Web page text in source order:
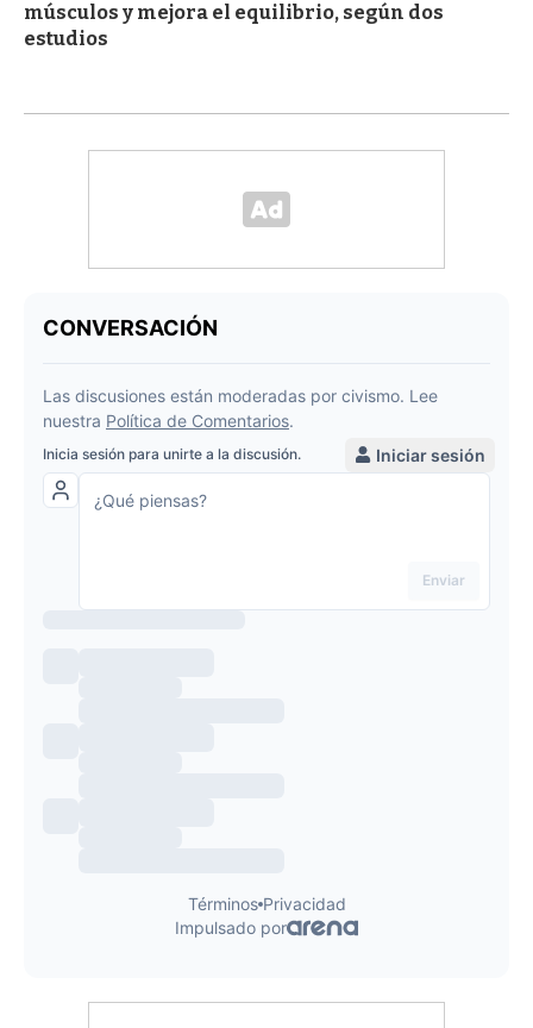
músculos y mejora el equilibrio, según dos
estudios